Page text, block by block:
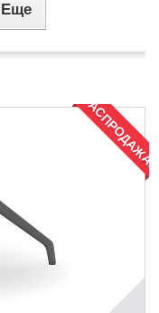
Еще
РАСПРОДАЖА!